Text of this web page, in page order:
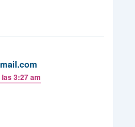
3:27 am